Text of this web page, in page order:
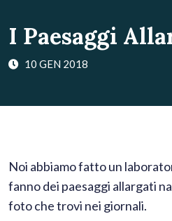
I Paesaggi
10 GEN 2018
Noi abbiamo fatto un
fanno dei paesaggi allargati
foto che trovi nei giornali.